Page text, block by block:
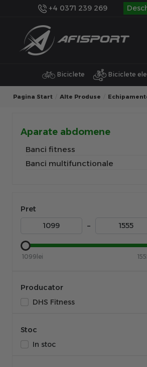
+4 0371 239 269
Biciclete Biciclete
Pagina Start Alte Produse
Aparate abdomene
Banci fitness
Banci multifunctionale
Pret
–
1099lei
Producator
DHS Fitness
Stoc
In stoc